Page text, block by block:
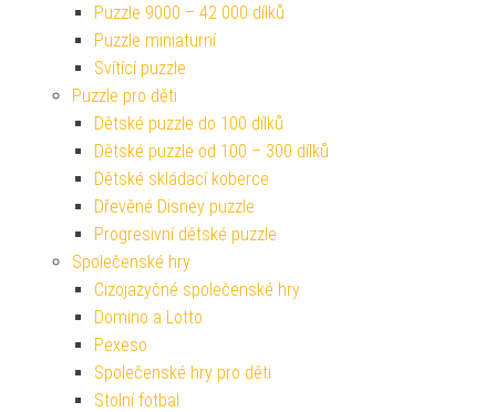
Puzzle 9000 – 42 000 dílků
Puzzle miniaturní
Svítící puzzle
Puzzle pro děti
Dětské puzzle do 100 dílků
Dětské puzzle od 100 – 300 dílků
Dětské skládací koberce
Dřevěné Disney puzzle
Progresivní dětské puzzle
Společenské hry
Cizojazyčné společenské hry
Domino a Lotto
Pexeso
Společenské hry pro děti
Stolní fotbal